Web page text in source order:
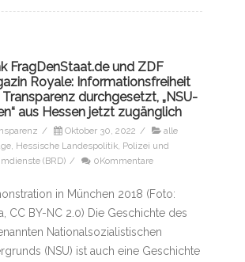
FragDenStaat.de und ZDF
Royale: Informationsfreiheit
durchgesetzt, „NSU-
aus Hessen jetzt zugänglich
/ Oktober 30, 2022 /
alle
Hessische Landespolitik Polizei und
(BRD) / 0Kommentare
in München 2018 (Foto:
CC BY-NC 2.0) Die Geschichte des
Nationalsozialistischen
(NSU) ist auch eine Geschichte